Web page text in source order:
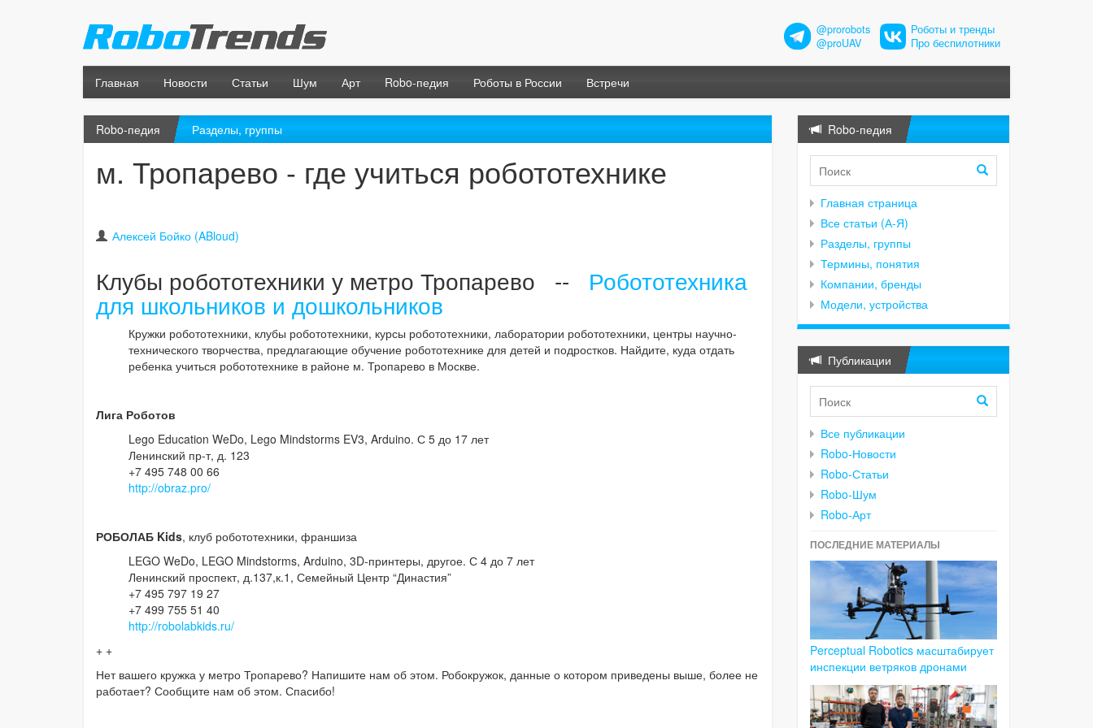
@prorobots
@proUAV
Роботы и тренды
Про беспилотники
Главная Новости Статьи Шум Арт Robo-педия Роботы в России Встречи
Robo-педия Разделы, группы
м. Тропарево - где учиться робототехнике
Алексей Бойко (ABloud)
Клубы робототехники у метро Тропарево -- Робототехника
для школьников и дошкольников
Кружки робототехники, клубы робототехники, курсы робототехники, лаборатории робототехники, центры научно-
технического творчества, предлагающие обучение робототехнике для детей и подростков. Найдите, куда отдать
ребенка учиться робототехнике в районе м. Тропарево в Москве.
Лига Роботов
Lego Education WeDo, Lego Mindstorms EV3, Arduino. С 5 до 17 лет
Ленинский пр-т, д. 123
+7 495 748 00 66
http://obraz.pro/
РОБОЛАБ Kids, клуб робототехники, франшиза
LEGO WeDo, LEGO Mindstorms, Arduino, 3D-принтеры, другое. С 4 до 7 лет
Ленинский проспект, д.137,к.1, Семейный Центр “Династия”
+7 495 797 19 27
+7 499 755 51 40
http://robolabkids.ru/
+ +
Нет вашего кружка у метро Тропарево? Напишите нам об этом. Робокружок, данные о котором приведены выше, более не
работает? Сообщите нам об этом. Спасибо!
Robo-педия
Главная страница
Все статьи (А-Я)
Разделы, группы
Термины, понятия
Компании, бренды
Модели, устройства
Публикации
Все публикации
Robo-Новости
Robo-Статьи
Robo-Шум
Robo-Арт
ПОСЛЕДНИЕ МАТЕРИАЛЫ
Perceptual Robotics масштабирует
инспекции ветряков дронами